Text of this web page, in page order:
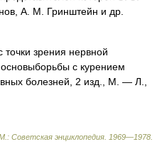
А. М. Гринштейн и др.
зрения нервной
с курением
болезней, 2 изд., М. — Л.,
Советская энциклопедия 1969—1978